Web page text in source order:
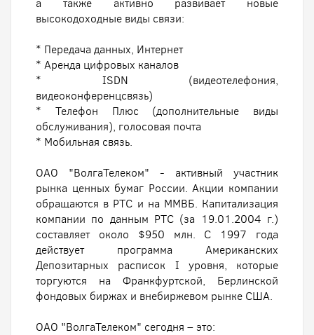
а также активно развивает новые
высокодоходные виды связи:
* Передача данных, Интернет
* Аренда цифровых каналов
* ISDN (видеотелефония,
видеоконференцсвязь)
* Телефон Плюс (дополнительные виды
обслуживания), голосовая почта
* Мобильная связь.
ОАО "ВолгаТелеком" - активный участник
рынка ценных бумаг России. Акции компании
обращаются в РТС и на ММВБ. Капитализация
компании по данным РТС (за 19.01.2004 г.)
составляет около $950 млн. С 1997 года
действует программа Американских
Депозитарных расписок I уровня, которые
торгуются на Франкфуртской, Берлинской
фондовых биржах и внебиржевом рынке США.
ОАО "ВолгаТелеком" сегодня – это: